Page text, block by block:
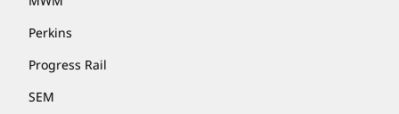
Perkins
Progress Rail
SEM